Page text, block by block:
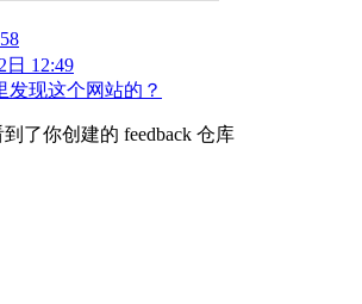
日 12:49
发现这个网站的？
了你创建的 feedback 仓库